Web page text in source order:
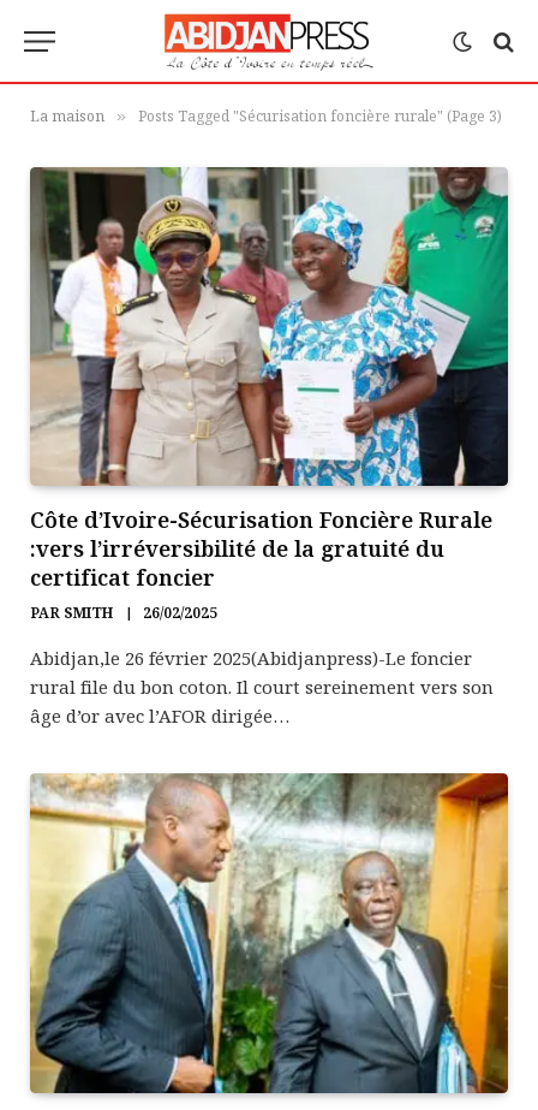
La maison » Posts Tagged "Sécurisation foncière rurale" (Page 3)
Côte d’Ivoire-Sécurisation Foncière Rurale
:vers l’irréversibilité de la gratuité du
certificat foncier
PAR SMITH 26/02/2025
Abidjan,le 26 février 2025(Abidjanpress)-Le foncier
rural file du bon coton. Il court sereinement vers son
âge d’or avec l’AFOR dirigée…